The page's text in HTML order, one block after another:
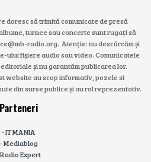
doresc să trimită comunicate de presă
turnee sau concerte sunt rugați să
radio.org. Atenție: nu descărcăm și
ului fișiere audio sau video. Comunicatele
și nu garantăm publicarea lor.
website au scop informativ, pozele si
din surse publice și au rol reprezentativ.
Parteneri
-IT MANIA
-Mediablog
Radio Expert